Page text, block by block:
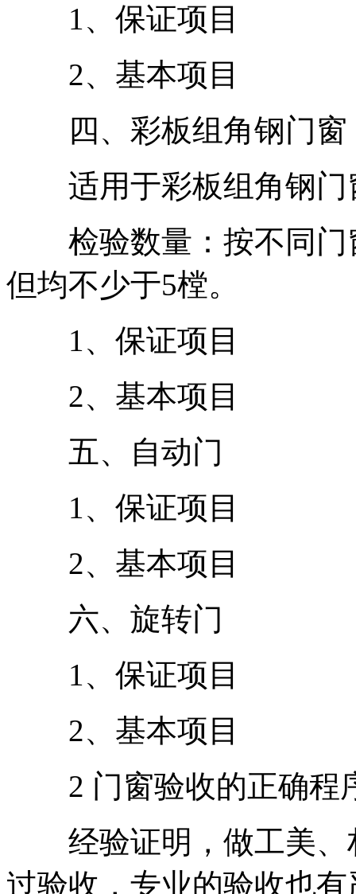
1、保证项目
2、基本项目
四、彩板组角钢门窗
适用于彩板组角钢门
检验数量：按不同门
但均不少于5樘。
1、保证项目
2、基本项目
五、自动门
1、保证项目
2、基本项目
六、旋转门
1、保证项目
2、基本项目
2 门窗验收的正确程
经验证明，做工美、
过验收，专业的验收也